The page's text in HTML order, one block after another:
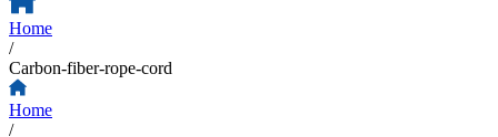
Home
/
Carbon-fiber-rope-cord
Home
/